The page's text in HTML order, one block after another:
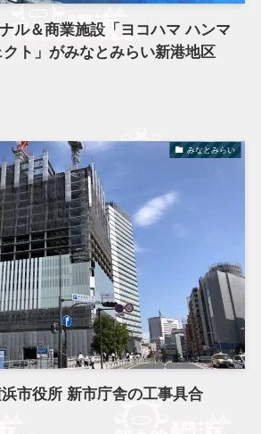
ル＆商業施設「ヨコハマ ハンマ
ト」がみなとみらい新港地区
みなとみらい
浜市役所 新市庁舎の工事具合